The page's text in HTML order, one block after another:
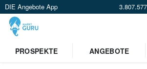
DIE Angebote App
PROSPEKTE
ANGEBOTE